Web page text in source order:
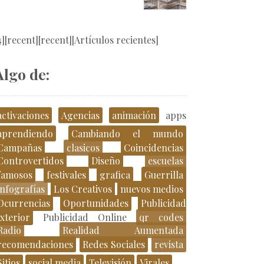
recientes]
de:
Agencias animación
apps
Cambiando el mundo
clasicos
Coincidencias
Diseño
escuelas
festivales grafica
Guerrilla
Los Creativos
nuevos medios
Oportunidades
Publicidad
Publicidad Online
qr codes
Realidad Aumentada
Redes Sociales
revista